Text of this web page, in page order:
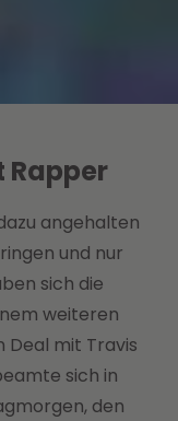
Rapper
angehalten
und nur
sich die
weiteren
Deal mit Travis
sich in
den